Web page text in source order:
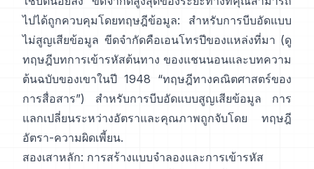
ไปได้ถูกควบคุมโดยทฤษฎีข้อมูล: สำหรับการบีบอัดแบบ
ไม่สูญเสียข้อมูล ขีดจำกัดคือเอนโทรปีของแหล่งที่มา (ดู
ทฤษฎีบทการเข้ารหัสต้นทาง ของแชนนอนและบทความ
ต้นฉบับของเขาในปี 1948 “ทฤษฎีทางคณิตศาสตร์ของ
การสื่อสาร”) สำหรับการบีบอัดแบบสูญเสียข้อมูล การ
แลกเปลี่ยนระหว่างอัตราและคุณภาพถูกจับโดย
ทฤษฎี
อัตรา-ความผิดเพี้ยน.
สองเสาหลัก: การสร้างแบบจำลองและการเข้ารหัส